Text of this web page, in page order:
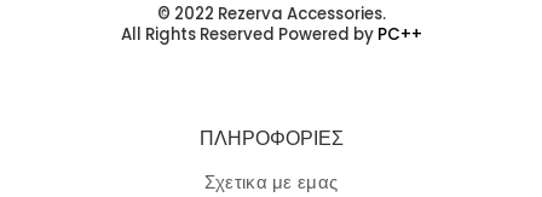
© 2022 Rezerva Accessories.
All Rights Reserved Powered by PC++
ΠΛΗΡΟΦΟΡΙΕΣ
Σχετικα με εμας